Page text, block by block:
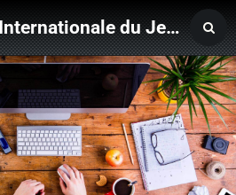
Association Internationale du Jeu de Ficelle